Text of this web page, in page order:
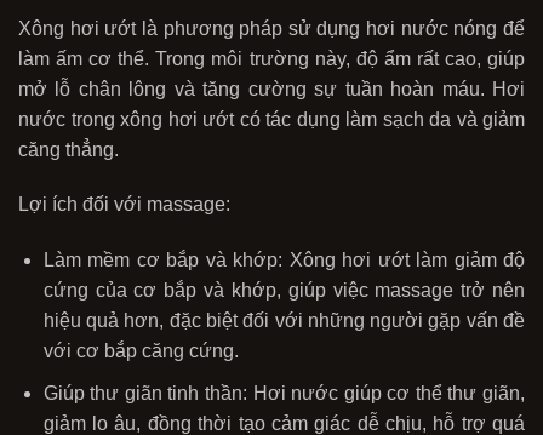
Xông hơi ướt là phương pháp sử dụng hơi nước nóng để
làm ấm cơ thể. Trong môi trường này, độ ẩm rất cao, giúp
mở lỗ chân lông và tăng cường sự tuần hoàn máu. Hơi
nước trong xông hơi ướt có tác dụng làm sạch da và giảm
căng thẳng.
Lợi ích đối với massage:
Làm mềm cơ bắp và khớp: Xông hơi ướt làm giảm độ
cứng của cơ bắp và khớp, giúp việc massage trở nên
hiệu quả hơn, đặc biệt đối với những người gặp vấn đề
với cơ bắp căng cứng.
Giúp thư giãn tinh thần: Hơi nước giúp cơ thể thư giãn,
giảm lo âu, đồng thời tạo cảm giác dễ chịu, hỗ trợ quá